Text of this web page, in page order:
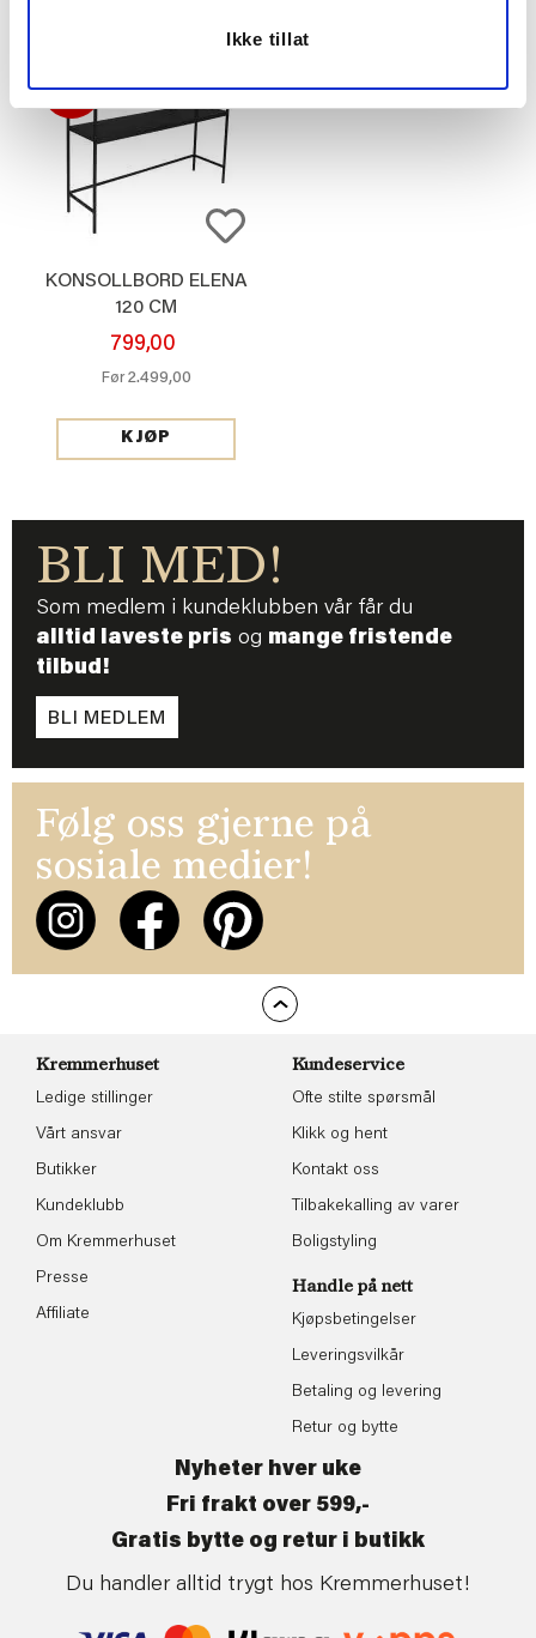
Ikke tillat
68%
KONSOLLBORD ELENA
120 CM
799,00
Før2.499,00
KJØP
BLI MED!
Som medlem i kundeklubben vår får du
alltid laveste pris og mange fristende
tilbud!
BLI MEDLEM
Følg oss gjerne på
sosiale medier!
Kremmerhuset
Ledige stillinger
Vårt ansvar
Butikker
Kundeklubb
Om Kremmerhuset
Presse
Affiliate
Kundeservice
Ofte stilte spørsmål
Klikk og hent
Kontakt oss
Tilbakekalling av varer
Boligstyling
Handle på nett
Kjøpsbetingelser
Leveringsvilkår
Betaling og levering
Retur og bytte
Nyheter hver uke
Fri frakt over 599,-
Gratis bytte og retur i butikk
Du handler alltid trygt hos Kremmerhuset!